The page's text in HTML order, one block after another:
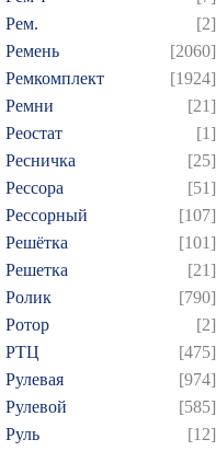
Рем.
[2]
Ремень
[2060]
Ремкомплект
[1924]
Ремни
[21]
Реостат
[1]
Ресничка
[25]
Рессора
[51]
Рессорный
[107]
Решётка
[101]
Решетка
[21]
Ролик
[790]
Ротор
[2]
РТЦ
[475]
Рулевая
[974]
Рулевой
[585]
Руль
[12]